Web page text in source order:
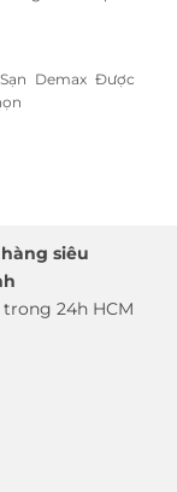
Demax Được
siêu
24h HCM